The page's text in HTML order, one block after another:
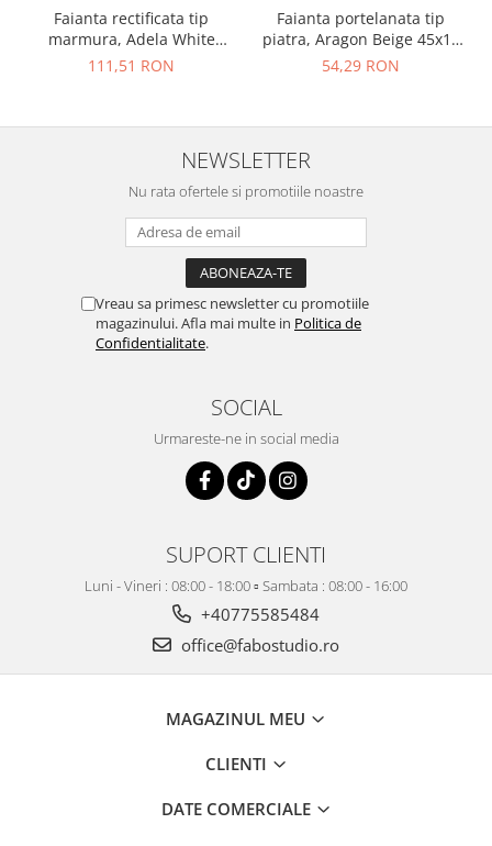
Faianta rectificata tip
marmura, Adela White
30x90, alb, finisaj lucios
111,51 RON
Faianta portelanata tip
piatra, Aragon Beige 45x15
cm, bej, finisaj mat
54,29 RON
NEWSLETTER
Nu rata ofertele si promotiile noastre
Vreau sa primesc newsletter cu promotiile
magazinului. Afla mai multe in Politica de
Confidentialitate.
SOCIAL
Urmareste-ne in social media
SUPORT CLIENTI
Luni - Vineri : 08:00 - 18:00 ▫️ Sambata : 08:00 - 16:00
+40775585484
office@fabostudio.ro
MAGAZINUL MEU
CLIENTI
DATE COMERCIALE